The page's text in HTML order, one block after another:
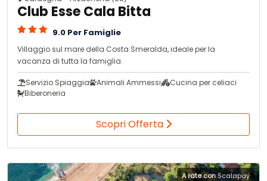
Club Esse Cala Bitta
9.0 Per Famiglie
Villaggio sul mare della Costa Smeralda, ideale per la
vacanza di tutta la famiglia.
Servizio Spiaggia Animali Ammessi
Cucina per celiaci
Biberoneria
Scopri Offerta
A rate conScalapay